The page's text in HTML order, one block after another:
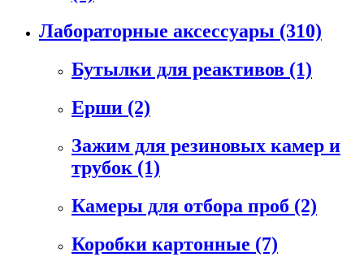
Лабораторные аксессуары (310)
Бутылки для реактивов (1)
Ерши (2)
Зажим для резиновых камер и
трубок (1)
Камеры для отбора проб (2)
Коробки картонные (7)